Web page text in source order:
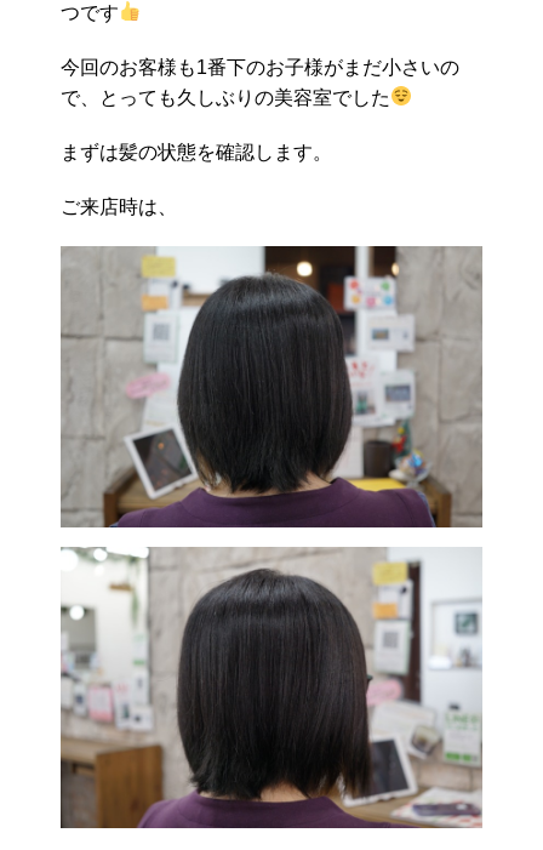
つです
今回のお客様も1番下のお子様がまだ小さいの
で、とっても久しぶりの美容室でした
まずは髪の状態を確認します。
ご来店時は、